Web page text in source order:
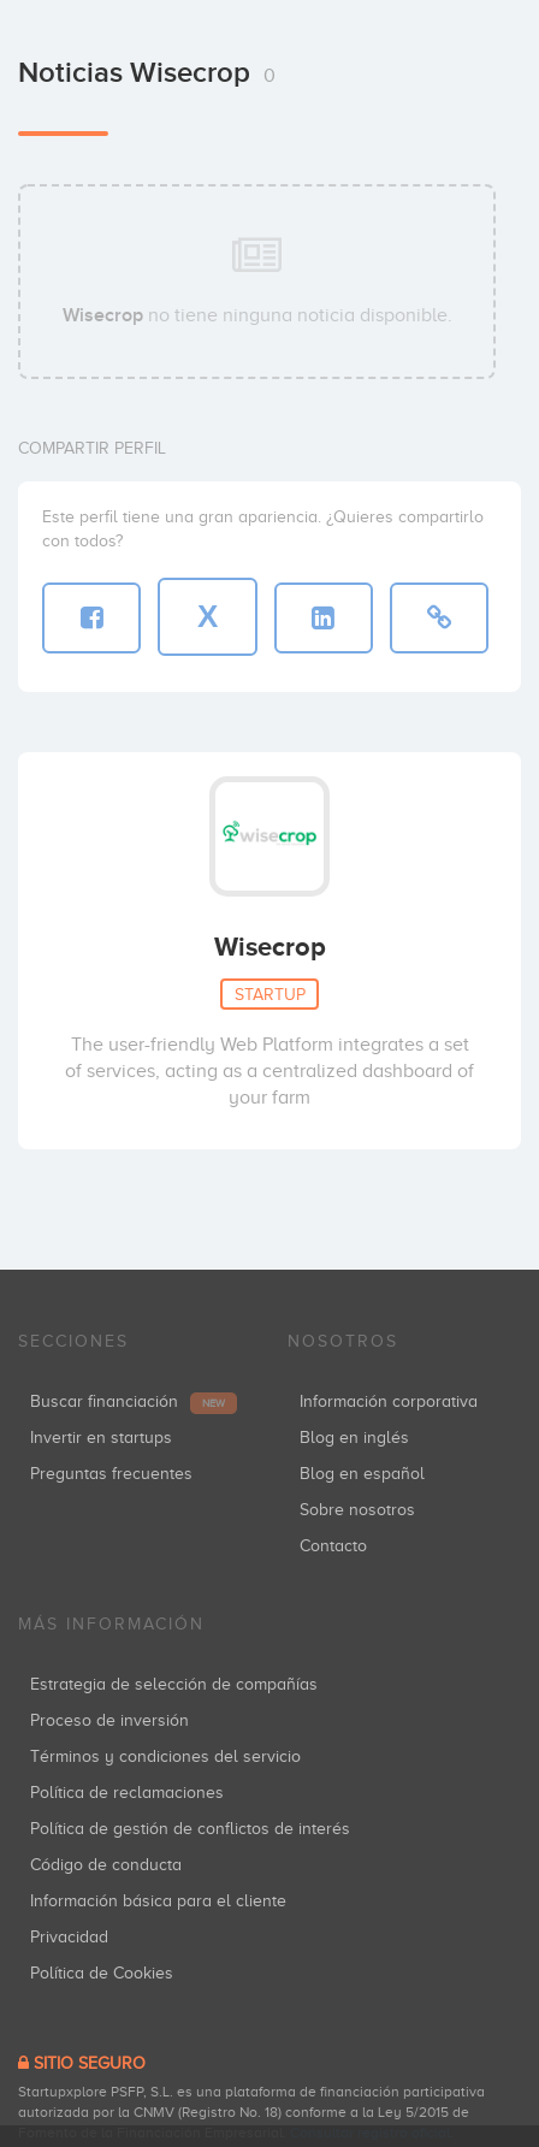
Noticias Wisecrop 0
Wisecropno tiene ninguna noticia disponible.
COMPARTIR PERFIL
Este perfil tiene una gran apariencia. ¿Quieres compartirlo
con todos?
X
Wisecrop
STARTUP
The user-friendly Web Platform integrates a set
of services, acting as a centralized dashboard of
your farm
SECCIONES
Buscar financiación NEW
Invertir en startups
Preguntas frecuentes
NOSOTROS
Información corporativa
Blog en inglés
Blog en español
Sobre nosotros
Contacto
MÁS INFORMACIÓN
Estrategia de selección de compañías
Proceso de inversión
Términos y condiciones del servicio
Política de reclamaciones
Política de gestión de conflictos de interés
Código de conducta
Información básica para el cliente
Privacidad
Política de Cookies
SITIO SEGURO
Startupxplore PSFP, S.L. es una plataforma de financiación participativa
autorizada por la CNMV (Registro No. 18) conforme a la Ley 5/2015 de